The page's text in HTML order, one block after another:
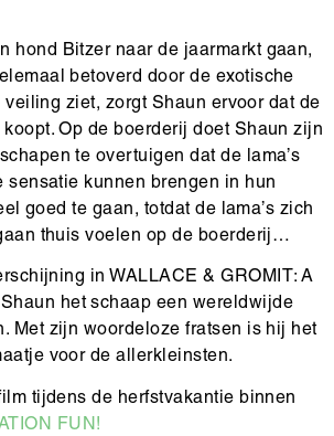
hond Bitzer naar de jaarmarkt gaan,
betoverd door de exotische
ziet, zorgt Shaun ervoor dat de
koopt. Op de boerderij doet Shaun zijn
te overtuigen dat de lama’s
kunnen brengen in hun
goed te gaan, totdat de lama’s zich
thuis voelen op de boerderij…
in WALLACE & GROMIT: A
het schaap een wereldwijde
Met zijn woordeloze fratsen is hij het
voor de allerkleinsten.
tijdens de herfstvakantie binnen
FUN!